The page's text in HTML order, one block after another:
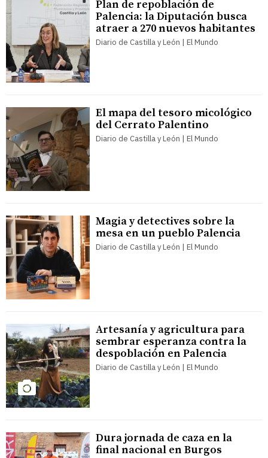
Plan de repoblación de
Palencia: la Diputación busca
atraer a 270 nuevos habitantes
Diario de Castilla y León | El Mundo
El mapa del tesoro micológico
del Cerrato Palentino
Diario de Castilla y León | El Mundo
Magia y detectives sobre la
mesa en un pueblo Palencia
Diario de Castilla y León | El Mundo
Artesanía y agricultura para
sembrar esperanza contra la
despoblación en Palencia
Diario de Castilla y León | El Mundo
Dura jornada de caza en la
final nacional en Burgos